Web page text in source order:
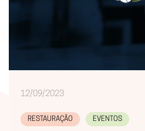
12/09/2023
RESTAURAÇÃO EVENTOS